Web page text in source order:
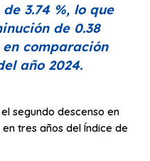
3.74 %, lo que
de 0.38
comparación
año 2024.
segundo descenso en
tres años del Índice de